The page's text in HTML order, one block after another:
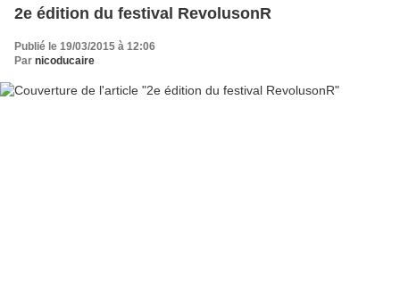
2e édition du festival RevolusonR
Publié le 19/03/2015 à 12:06
Par nicoducaire